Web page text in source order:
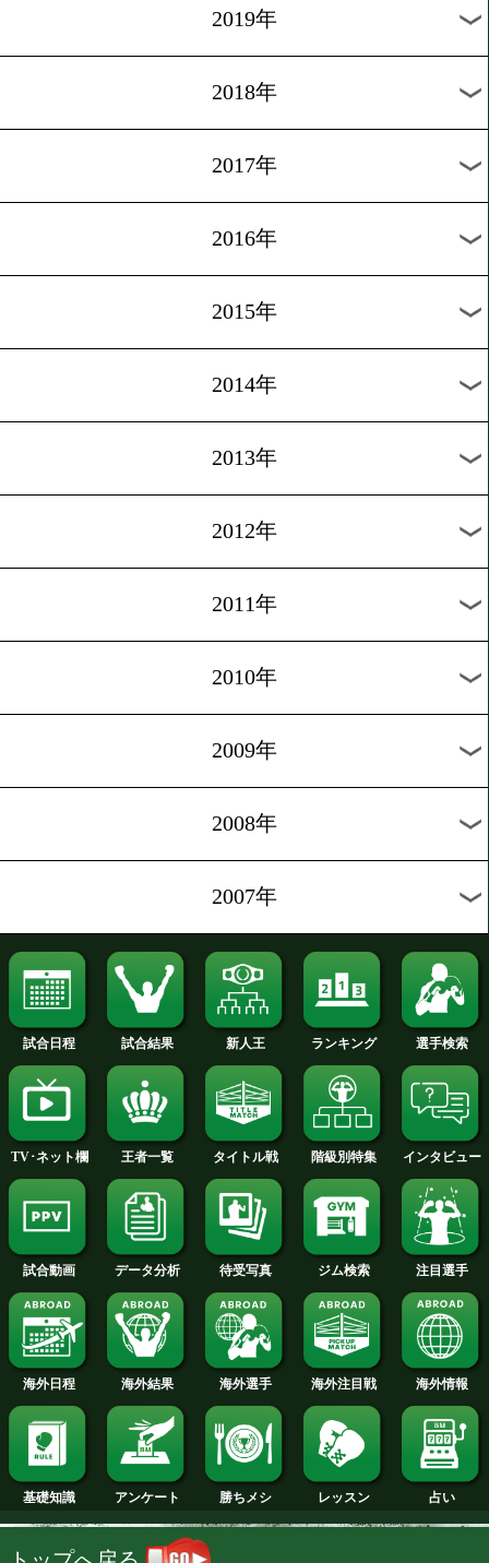
2025年
2024年
2023年
2022年
2021年
2020年
2018年
2017年
2016年
2015年
2014年
2013年
2012年
2011年
2010年